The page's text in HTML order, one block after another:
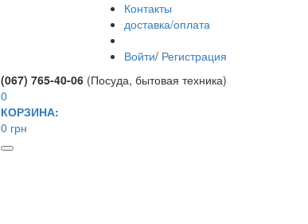
Контакты
доставка/оплата
Войти/ Регистрация
(067) 765-40-06 (Посуда, бытовая техника)
0
КОРЗИНА:
0 грн